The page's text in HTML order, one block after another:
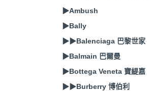
▶Ambush
▶Bally
▶▶Balenciaga 巴黎世家
▶Balmain 巴爾曼
▶Bottega Veneta 寶緹嘉
▶▶Burberry 博伯利